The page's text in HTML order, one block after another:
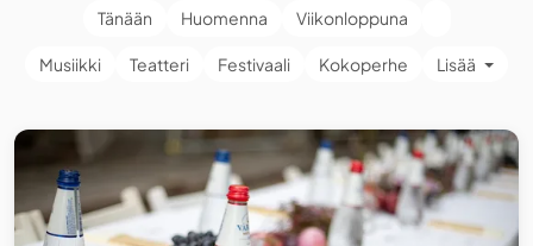
Tänään Huomenna Viikonloppuna
Musiikki Teatteri Festivaali Kokoperhe Lisää